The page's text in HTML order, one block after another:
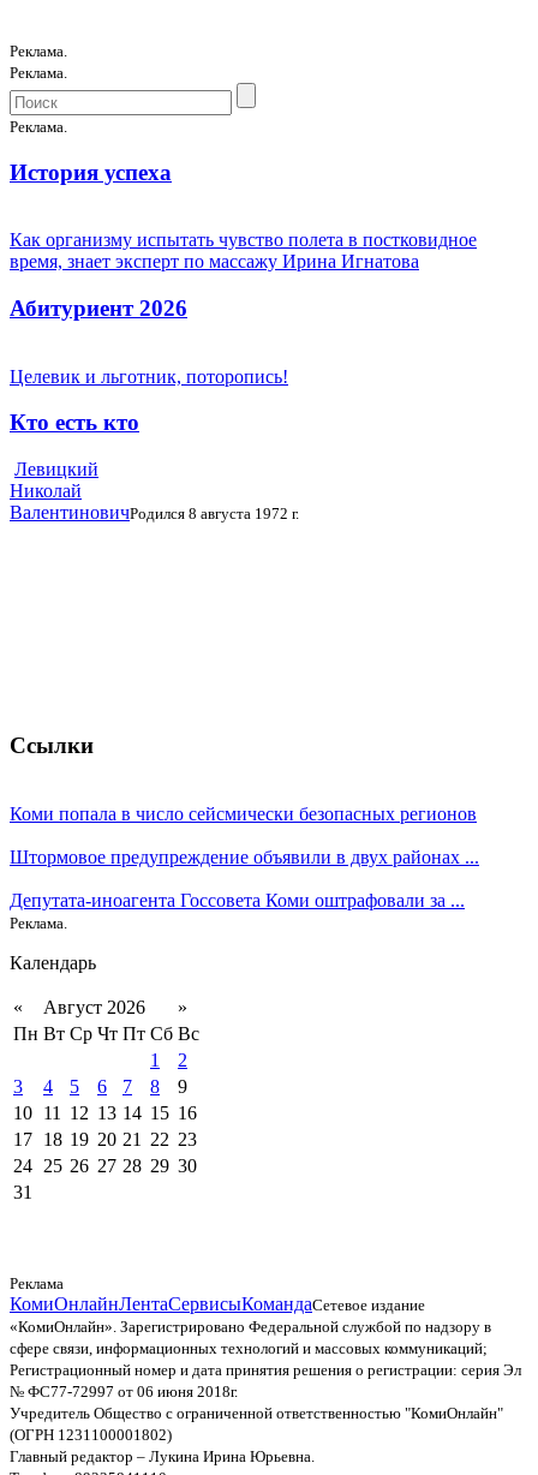
Реклама.
Реклама.
Реклама.
История успеха
Как организму испытать чувство полета в постковидное
время, знает эксперт по массажу Ирина Игнатова
Абитуриент 2026
Целевик и льготник, поторопись!
Кто есть кто
Левицкий
Николай
ВалентиновичРодился 8 августа 1972 г.
Ссылки
Коми попала в число сейсмически безопасных регионов
Штормовое предупреждение объявили в двух районах ...
Депутата-иноагента Госсовета Коми оштрафовали за ...
Реклама.
Календарь
« Август 2026
»
Пн Вт Ср Чт Пт Сб Вс
1
2
3
4 5 6 7 8
9
10 11 12 13 14 15 16
17 18 19 20 21 22 23
24 25 26 27 28 29 30
31
Реклама
КомиОнлайнЛентаСервисыКомандаСетевое издание
«КомиОнлайн». Зарегистрировано Федеральной службой по надзору в
сфере связи, информационных технологий и массовых коммуникаций;
Регистрационный номер и дата принятия решения о регистрации: серия Эл
№ ФС77-72997 от 06 июня 2018г.
Учредитель Общество с ограниченной ответственностью "КомиОнлайн"
(ОГРН 1231100001802)
Главный редактор – Лукина Ирина Юрьевна.